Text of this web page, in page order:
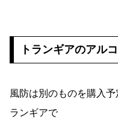
トランギアのアル
風防は別のものを購入
ランギアで